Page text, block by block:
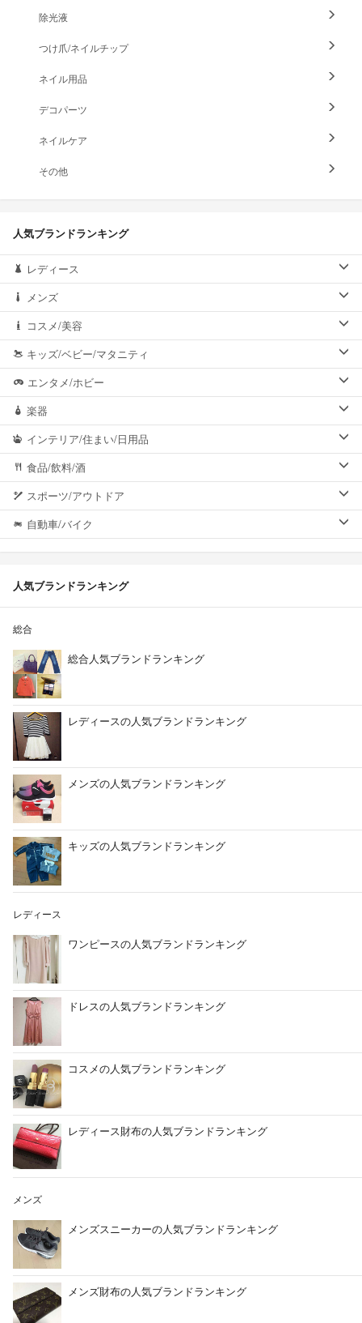
除光液
つけ爪/ネイルチップ
ネイル用品
デコパーツ
ネイルケア
その他
人気ブランドランキング
レディース
メンズ
コスメ/美容
キッズ/ベビー/マタニティ
エンタメ/ホビー
楽器
インテリア/住まい/日用品
食品/飲料/酒
スポーツ/アウトドア
自動車/バイク
人気ブランドランキング
総合
総合人気ブランドランキング
レディースの人気ブランドランキング
メンズの人気ブランドランキング
キッズの人気ブランドランキング
レディース
ワンピースの人気ブランドランキング
ドレスの人気ブランドランキング
コスメの人気ブランドランキング
レディース財布の人気ブランドランキング
メンズ
メンズスニーカーの人気ブランドランキング
メンズ財布の人気ブランドランキング